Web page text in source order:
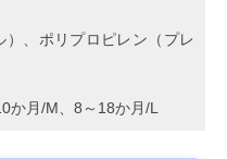
）、ポリプロピレン（プレ
か月/M、8～18か月/L